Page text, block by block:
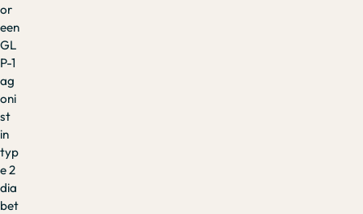
or
een
GL
P-1
ag
oni
st
in
typ
e 2
dia
bet